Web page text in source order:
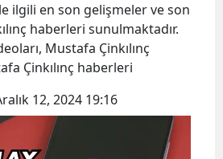
ilgili en son gelişmeler ve son
haberleri sunulmaktadır.
Mustafa Çinkılınç
Çinkılınç haberleri
12, 2024 19:16